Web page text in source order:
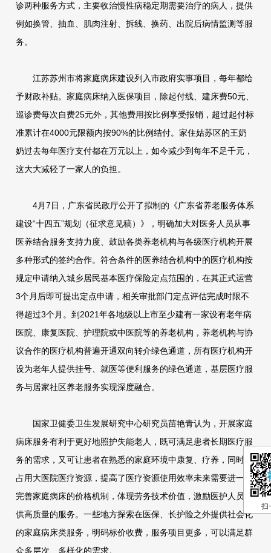
诊两种服务方式，主要收治慢性病稳定期需要治疗的病人，提供
例如换管、抽血、肌肉注射、拆线、换药、出院后病情监测等服
务。
江苏苏州市将家庭病床建设列入市政府实事项目，每年都给
予财政补贴。家庭病床纳入医保项目，除起付线、建床费50元、
巡诊费每次自费25元外，其他费用按比例享受报销，超过起付标
准累计在4000元限额内按90%的比例结付。家住姑苏区的王奶
奶过去每年医疗支付都在万元以上，如今减少到每年不足千元，
这大大减轻了一家人的负担。
4月7日，广东省民政厅公开了拟制的《广东省养老服务体系
建设“十四五”规划（征求意见稿）》，明确加大对医务人员从事
医养结合服务支持力度、鼓励各类养老机构与各级医疗机构开展
多种形式的签约合作。符合条件的医养结合机构中的医疗机构按
规定申请纳入城乡居民基本医疗保险定点范围的，在其正式运营
3个月后即可提出定点申请，相关审批部门定点评估完成时限不
得超过3个月。到2021年各地级以上市至少建有一家设有老年病
医院、康复医院、护理院或中医院等的养老机构，养老机构与协
议合作的医疗机构普遍开通双向转介绿色通道，所有医疗机构开
设为老年人提供挂号、就医等便利服务的绿色通道，基层医疗服
务与居家社区养老服务实现深度融合。
国家卫健委卫生发展研究中心研究员苗艳青认为，开展家庭
病床服务有利于更好地照护失能老人，既可满足患者长期医疗服
务的需求，又可让患者在熟悉的家庭环境中康复、疗养，同时不
占用大医院医疗资源，提高了医疗资源使用效率未来需要进一步
完善家庭病床的价格机制，体现劳务技术价值，激励医护人员提
供高质量的服务。一些地方探索在医保、长护险之外提供社会化
的家庭病床类服务，明码标价收费，服务项目更多，可以满足群
众多层次、多样化的需求。
扫